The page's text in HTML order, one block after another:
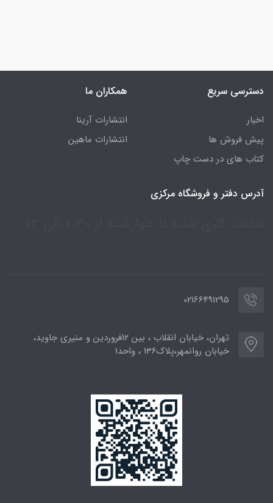
دسترسی سریع
اخبار
پیش فروش ها
کتاب های در دست چاپ
همکاران ما
انتشارات آرینا
انتشارات ماهین
آدرس دفتر و فروشگاه مرکزی
02166491295
تهران، خیابان انقلاب ، بین 12فروردین و منیری جاوید،
خیابان روانمهر،پلاک136 ، واحد1